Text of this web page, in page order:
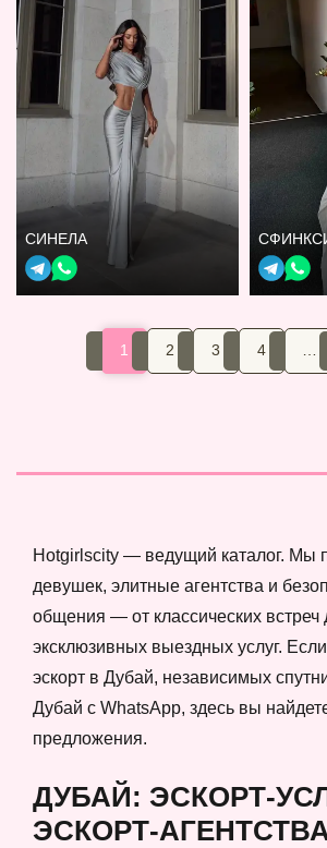
СИНЕЛА
1 2 3 4
Hotgirlscity — ведущий каталог. Мы
девушек, элитные агентства и
общения — от классических встреч
эксклюзивных выездных услуг.
эскорт в Дубай, независимых
Дубай с WhatsApp, здесь вы
предложения.
ДУБАЙ: ЭСКОРТ-
ЭСКОРТ-АГЕНТСТВА